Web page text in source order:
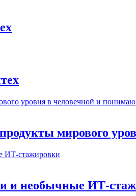
мирового
и необычные